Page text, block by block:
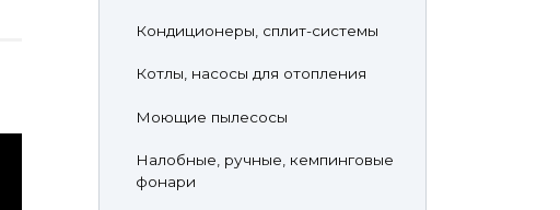
Кондиционеры, сплит-системы
Котлы, насосы для отопления
Моющие пылесосы
Налобные, ручные, кемпинговые
фонари